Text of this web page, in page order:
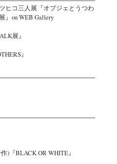
ヒコ三人展『オブジェとうつわ
』on WEB Gallery
展』
』
)『BLACK OR WHITE』